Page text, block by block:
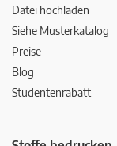
Datei hochladen
Siehe Musterkatalog
Preise
Blog
Studentenrabatt